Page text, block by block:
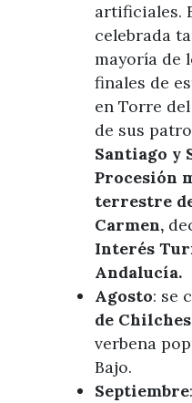
artificiales.
celebrada
mayoría de
finales de
en Torre
de sus
Santiago y
Procesión
terrestre
Carmen,
Interés
Andalucía.
Agosto: se
de
verbena
Bajo.
Septiembre